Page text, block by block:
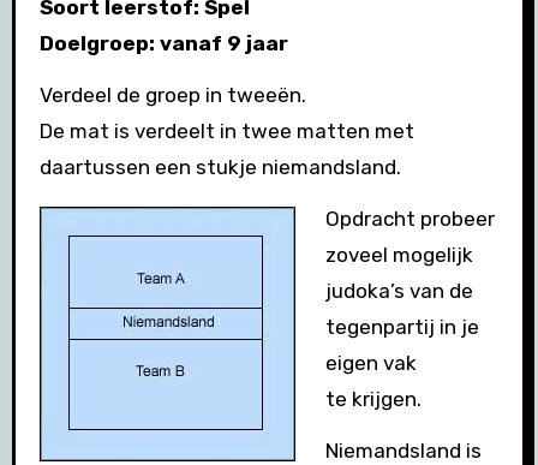
Soort leerstof: Spel
Doelgroep: vanaf 9 jaar
Verdeel de groep in tweeën.
De mat is verdeelt in twee matten met
daartussen een stukje niemandsland.
Opdracht probeer
zoveel mogelijk
judoka’s van de
tegenpartij in je
eigen vak
te krijgen.
Niemandsland is